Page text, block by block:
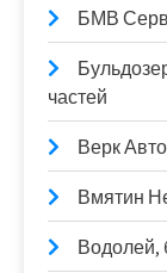
БМВ
частей
Верк Авто
Вмятин
Водолей,